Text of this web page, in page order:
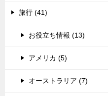
旅行 (41)
お役立ち情報 (13)
アメリカ (5)
オーストラリア (7)